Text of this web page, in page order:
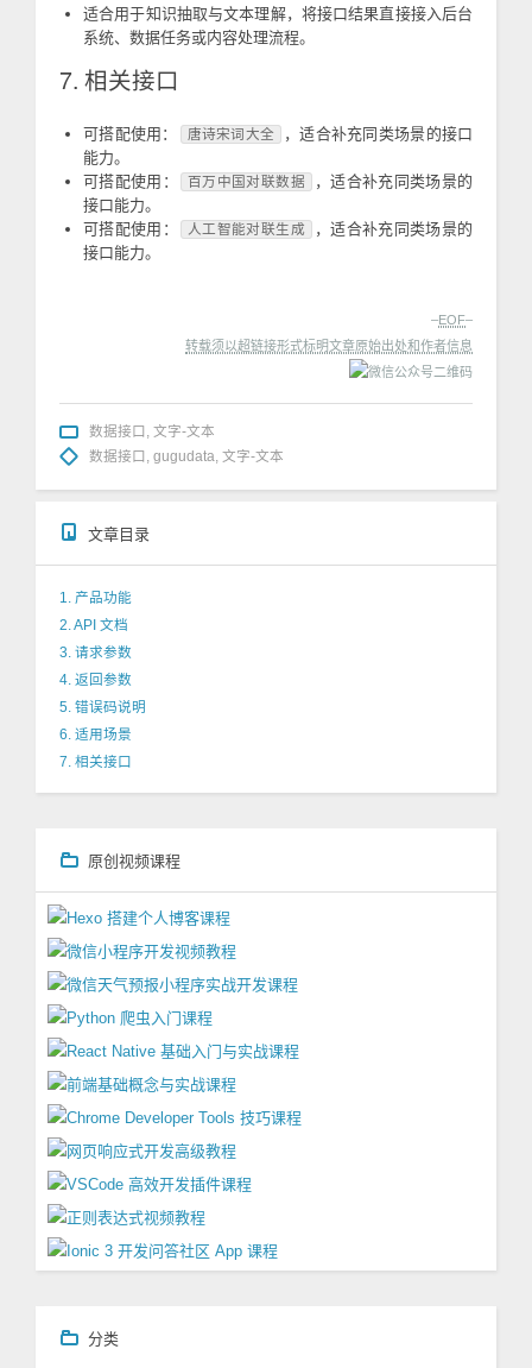
适合用于知识抽取与文本理解，将接口结果直接接入后台
系统、数据任务或内容处理流程。
7. 相关接口
可搭配使用： 唐诗宋词大全
，适合补充同类场景的接口
能力。
可搭配使用：
百万中国对联数据
，适合补充同类场景的
接口能力。
可搭配使用：
人工智能对联生成
，适合补充同类场景的
接口能力。
–EOF–
转载须以超链接形式标明文章原始出处和作者信息
数据接口 文字-文本
数据接口 gugudata 文字-文本
文章目录
1. 产品功能
2. API 文档
3. 请求参数
4. 返回参数
5. 错误码说明
6. 适用场景
7. 相关接口
原创视频课程
分类